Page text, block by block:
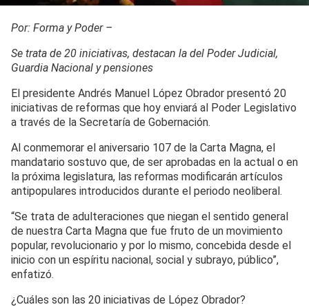
Por: Forma y Poder –
Se trata de 20 iniciativas, destacan la del Poder Judicial,
Guardia Nacional y pensiones
El presidente Andrés Manuel López Obrador presentó 20
iniciativas de reformas que hoy enviará al Poder Legislativo
a través de la Secretaría de Gobernación.
Al conmemorar el aniversario 107 de la Carta Magna, el
mandatario sostuvo que, de ser aprobadas en la actual o en
la próxima legislatura, las reformas modificarán artículos
antipopulares introducidos durante el periodo neoliberal.
“Se trata de adulteraciones que niegan el sentido general
de nuestra Carta Magna que fue fruto de un movimiento
popular, revolucionario y por lo mismo, concebida desde el
inicio con un espíritu nacional, social y subrayo, público”,
enfatizó.
¿Cuáles son las 20 iniciativas de López Obrador?